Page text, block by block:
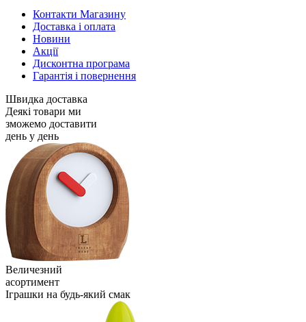
Контакти Магазину
Доставка і оплата
Новини
Акції
Дисконтна програма
Гарантія і повернення
Швидка доставка
Деякі товари ми
зможемо доставити
день у день
Величезний
асортимент
Іграшки на будь-який смак